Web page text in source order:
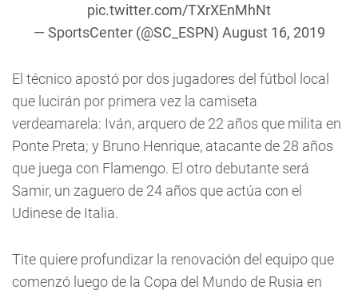
pic.twitter.com/TXrXEnMhNt
— SportsCenter (@SC_ESPN) August 16, 2019
El técnico apostó por dos jugadores del fútbol local
que lucirán por primera vez la camiseta
verdeamarela: Iván, arquero de 22 años que milita en
Ponte Preta; y Bruno Henrique, atacante de 28 años
que juega con Flamengo. El otro debutante será
Samir, un zaguero de 24 años que actúa con el
Udinese de Italia.
Tite quiere profundizar la renovación del equipo que
comenzó luego de la Copa del Mundo de Rusia en